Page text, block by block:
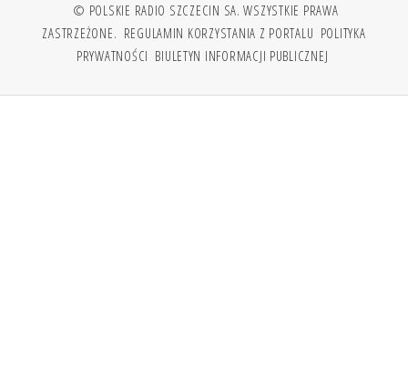
© POLSKIE RADIO SZCZECIN SA. WSZYSTKIE PRAWA
ZASTRZEŻONE. REGULAMIN KORZYSTANIA Z PORTALU POLITYKA
PRYWATNOŚCI BIULETYN INFORMACJI PUBLICZNEJ